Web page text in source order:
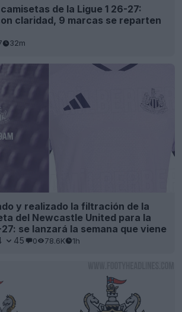
de la Ligue 1 26-27:
claridad, 9 marcas se reparten
32m
y realizado la filtración de la
del Newcastle United para la
se lanzará la semana que viene
45 0 78.6K 1h